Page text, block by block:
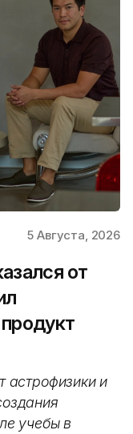
5 Августа, 2026
от
астрофизики и
учебы в